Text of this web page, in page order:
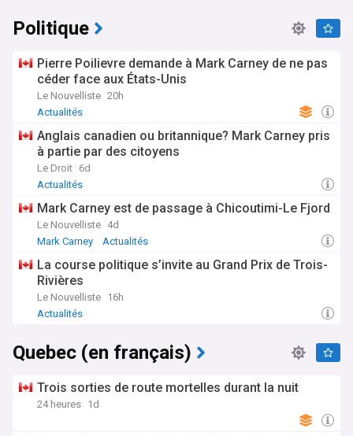
Politique
Pierre Poilievre demande à Mark Carney de ne pas
céder face aux États-Unis
Le Nouvelliste 20h
Actualités
Anglais canadien ou britannique? Mark Carney pris
à partie par des citoyens
Le Droit 6d
Actualités
Mark Carney est de passage à Chicoutimi-Le Fjord
Le Nouvelliste 4d
Mark Carney
Actualités
La course politique s’invite au Grand Prix de Trois-
Rivières
Le Nouvelliste 16h
Actualités
Quebec (en français)
Trois sorties de route mortelles durant la nuit
24 heures 1d